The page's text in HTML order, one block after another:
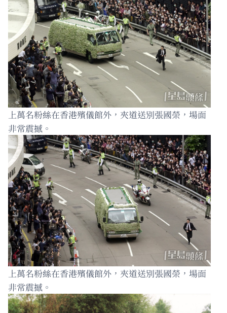
上萬名粉絲在香港殯儀館外，夾道送別張國榮，場面
非常震撼。
上萬名粉絲在香港殯儀館外，夾道送別張國榮，場面
非常震撼。